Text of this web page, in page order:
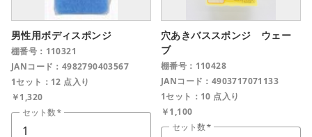
男性用ボディスポンジ
棚番号：110321
JANコード：4982790403567
1セット：12 点入り
￥1,320
セット数
穴あきバススポンジ ウェー
ブ
棚番号：110428
JANコード：4903717071133
1セット：10 点入り
￥1,100
セット数